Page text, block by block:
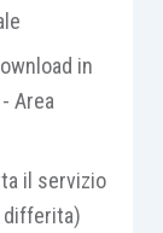
dei
a
in
Area
il servizio
differita)